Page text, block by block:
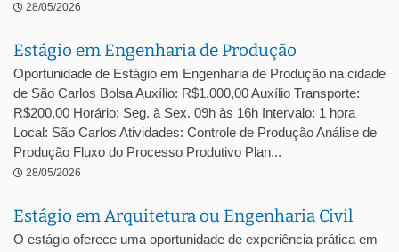
28/05/2026
Estágio em Engenharia de Produção
Oportunidade de Estágio em Engenharia de Produção na cidade
de São Carlos Bolsa Auxílio: R$1.000,00 Auxílio Transporte:
R$200,00 Horário: Seg. à Sex. 09h às 16h Intervalo: 1 hora
Local: São Carlos Atividades: Controle de Produção Análise de
Produção Fluxo do Processo Produtivo Plan...
28/05/2026
Estágio em Arquitetura ou Engenharia Civil
O estágio oferece uma oportunidade de experiência prática em